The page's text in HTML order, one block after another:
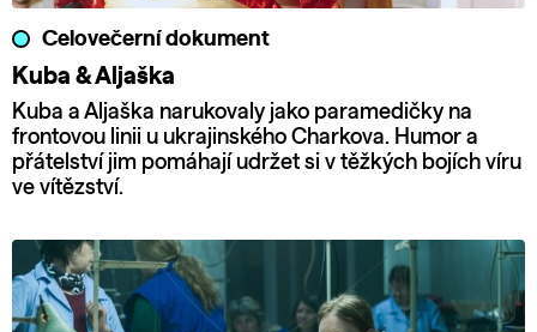
Celovečerní dokument
Kuba & Aljaška
Kuba a Aljaška narukovaly jako paramedičky na
frontovou linii u ukrajinského Charkova. Humor a
přátelství jim pomáhají udržet si v těžkých bojích víru
ve vítězství.